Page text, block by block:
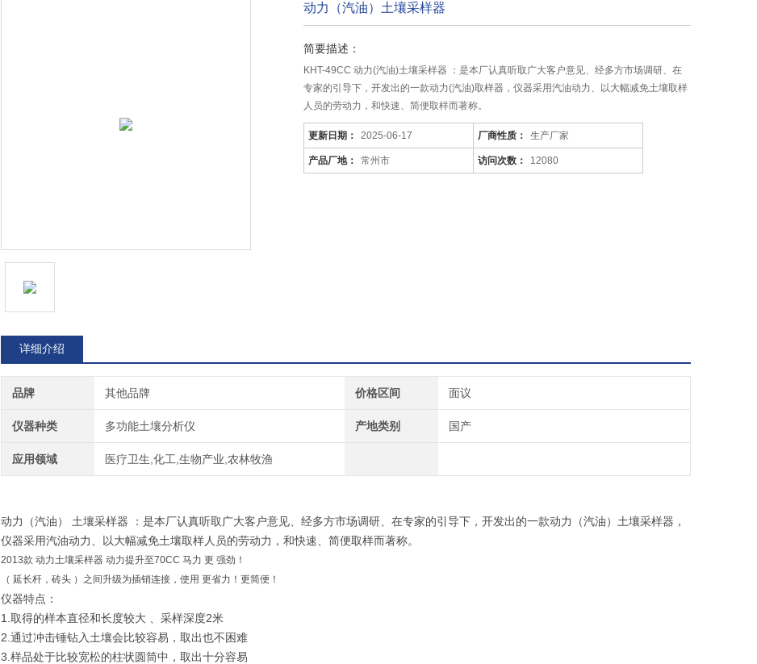
动力（汽油）土壤采样器
简要描述：
KHT-49CC 动力(汽油)土壤采样器 ：是本厂认真听取广大客户意见、经多方市场调研、在
专家的引导下，开发出的一款动力(汽油)取样器，仪器采用汽油动力、以大幅减免土壤取样
人员的劳动力，和快速、简便取样而著称。
更新日期： 2025-06-17 厂商性质： 生产厂家
产品厂地： 常州市 访问次数： 12080
详细介绍
品牌 其他品牌 价格区间 面议
仪器种类 多功能土壤分析仪 产地类别 国产
应用领域 医疗卫生,化工,生物产业,农林牧渔
动力（汽油） 土壤采样器 ：是本厂认真听取广大客户意见、经多方市场调研、在专家的引导下，开发出的一款动力（汽油）土壤采样器，
仪器采用汽油动力、以大幅减免土壤取样人员的劳动力，和快速、简便取样而著称。
2013款 动力土壤采样器 动力提升至70CC 马力 更 强劲！
（ 延长杆，砖头 ）之间升级为插销连接，使用 更省力！更简便！
仪器特点：
1.取得的样本直径和长度较大 、采样深度2米
2.通过冲击锤钻入土壤会比较容易，取出也不困难
3.样品处于比较宽松的柱状圆筒中，取出十分容易